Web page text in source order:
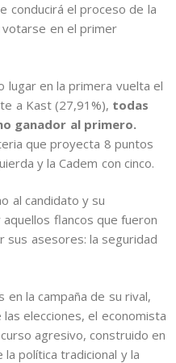
conducirá el proceso de la
votarse en el primer
lugar en la primera vuelta el
a Kast (27,91%), todas
ganador al primero.
que proyecta 8 puntos
y la Cadem con cinco.
al candidato y su
flancos que fueron
sus asesores: la seguridad
la campaña de su rival,
elecciones, el economista
agresivo, construido en
política tradicional y la